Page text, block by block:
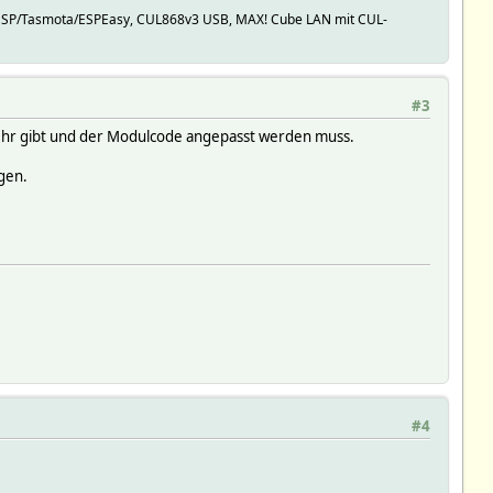
Tasmota/ESPEasy, CUL868v3 USB, MAX! Cube LAN mit CUL-
#3
gibt und der Modulcode angepasst werden muss.
#4